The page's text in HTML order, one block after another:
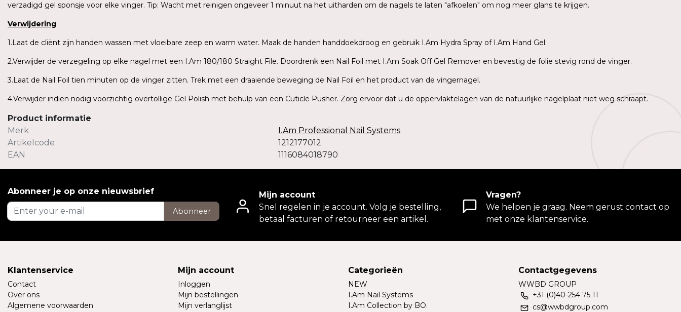
verzadigd gel sponsje voor elke vinger. Tip: Wacht met reinigen ongeveer 1 minuut na het uitharden om de nagels te laten "afkoelen" om nog meer glans te krijgen.
Verwijdering
1.Laat de cliënt zijn handen wassen met vloeibare zeep en warm water. Maak de handen handdoekdroog en gebruik I.Am Hydra Spray of I.Am Hand Gel.
2.Verwijder de verzegeling op elke nagel met een I.Am 180/180 Straight File. Doordrenk een Nail Foil met I.Am Soak Off Gel Remover en bevestig de folie stevig rond de vinger.
3.Laat de Nail Foil tien minuten op de vinger zitten. Trek met een draaiende beweging de Nail Foil en het product van de vingernagel.
4.Verwijder indien nodig voorzichtig overtollige Gel Polish met behulp van een Cuticle Pusher. Zorg ervoor dat u de oppervlaktelagen van de natuurlijke nagelplaat niet weg schraapt.
Product informatie
Merk
I.Am Professional Nail Systems
Artikelcode
1212177012
EAN
1116084018790
Abonneer je op onze nieuwsbrief
Abonneer
Mijn account
Snel regelen in je account. Volg je bestelling,
betaal facturen of retourneer een artikel.
Vragen?
We helpen je graag. Neem gerust contact op
met onze klantenservice.
Klantenservice
Contact
Over ons
Algemene voorwaarden
Mijn account
Inloggen
Mijn bestellingen
Mijn verlanglijst
Categorieën
NEW
I.Am Nail Systems
I.Am Collection by BO.
Contactgegevens
WWBD GROUP
+31 (0)40-254 75 11
cs@wwbdgroup.com